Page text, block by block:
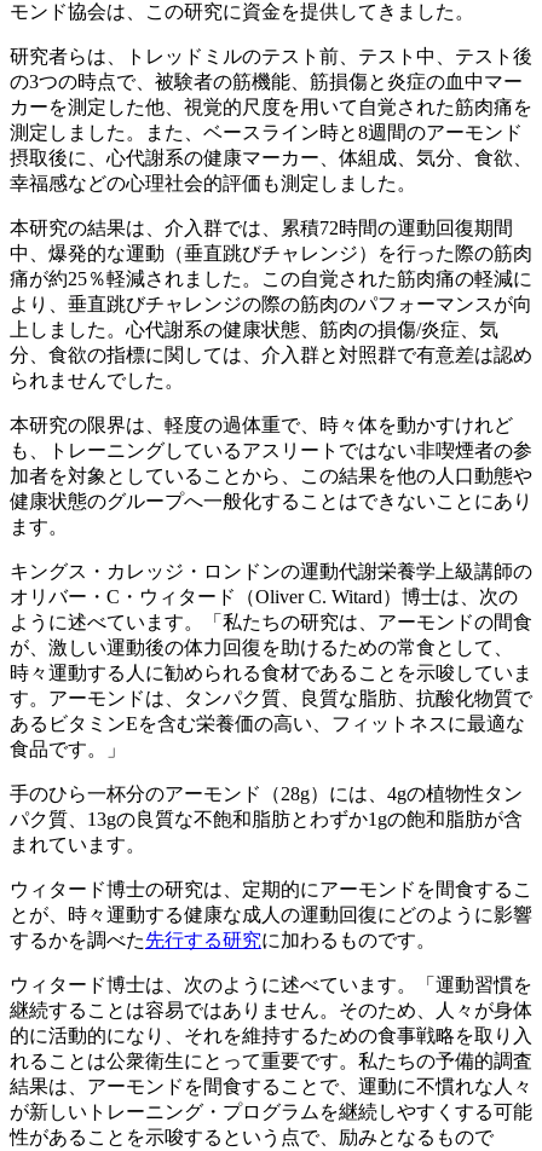
モンド協会は、この研究に資金を提供してきました。
研究者らは、トレッドミルのテスト前、テスト中、テスト後
の3つの時点で、被験者の筋機能、筋損傷と炎症の血中マー
カーを測定した他、視覚的尺度を用いて自覚された筋肉痛を
測定しました。また、ベースライン時と8週間のアーモンド
摂取後に、心代謝系の健康マーカー、体組成、気分、食欲、
幸福感などの心理社会的評価も測定しました。
本研究の結果は、介入群では、累積72時間の運動回復期間
中、爆発的な運動（垂直跳びチャレンジ）を行った際の筋肉
痛が約25％軽減されました。この自覚された筋肉痛の軽減に
より、垂直跳びチャレンジの際の筋肉のパフォーマンスが向
上しました。心代謝系の健康状態、筋肉の損傷/炎症、気
分、食欲の指標に関しては、介入群と対照群で有意差は認め
られませんでした。
本研究の限界は、軽度の過体重で、時々体を動かすけれど
も、トレーニングしているアスリートではない非喫煙者の参
加者を対象としていることから、この結果を他の人口動態や
健康状態のグループへ一般化することはできないことにあり
ます。
キングス・カレッジ・ロンドンの運動代謝栄養学上級講師の
オリバー・ C・ウィタード（Oliver C. Witard）博士は、次の
ように述べています。「私たちの研究は、アーモンドの間食
が、激しい運動後の体力回復を助けるための常食として、
時々運動する人に勧められる食材であることを示唆していま
す。アーモンドは、タンパク質、良質な脂肪、抗酸化物質で
あるビタミンEを含む栄養価の高い、フィットネスに最適な
食品です。」
手のひら一杯分のアーモンド（28g）には、4gの植物性タン
パク質、13gの良質な不飽和脂肪とわずか1gの飽和脂肪が含
まれています。
ウィタード博士の研究は、定期的にアーモンドを間食するこ
とが、時々運動する健康な成人の運動回復にどのように影響
するかを調べた先行する研究に加わるものです。
ウィタード博士は、次のように述べています。「運動習慣を
継続することは容易ではありません。そのため、人々が身体
的に活動的になり、それを維持するための食事戦略を取り入
れることは公衆衛生にとって重要です。私たちの予備的調査
結果は、アーモンドを間食することで、運動に不慣れな人々
が新しいトレーニング・プログラムを継続しやすくする可能
性があることを示唆するという点で、励みとなるもので